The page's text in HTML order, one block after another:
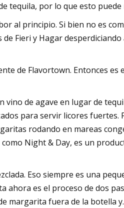
tequila, por lo que esto
al principio. Si bien no es
Fieri y Hagar
de Flavortown. Entonces es
vino de agave en lugar de
para servir licores fuertes.
rodando en mareas
Night & Day, es un
Eso siempre es una
ahora es el proceso de dos
margarita fuera de la botella